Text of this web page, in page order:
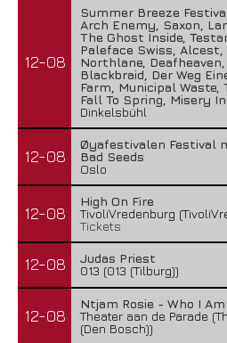
12-08
Summer Breeze
Arch Enemy, Saxon,
The Ghost Inside,
Paleface Swiss, Alcest,
Northlane, Deafheaven,
Blackbraid, Der Weg
Farm, Municipal
Fall To Spring, Misery
Dinkelsbühl
12-08
Øyafestivalen Festival
Bad Seeds
Oslo
12-08
High On Fire
TivoliVredenburg
Tickets
12-08
Judas Priest
013 (013 (Tilburg))
12-08
Ntjam Rosie - Who I Am
Theater aan de Parade
(Den Bosch))